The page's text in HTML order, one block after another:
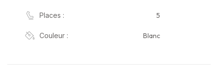
Places : 5
Couleur : Blanc